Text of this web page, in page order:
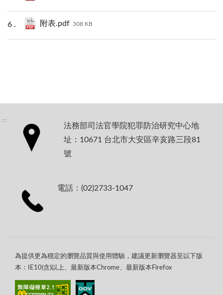
附表.pdf 308 KB
:::
法務部司法官學院犯罪防治研究中心地
址：10671 台北市大安區辛亥路三段81
號
電話：(02)2733-1047
為提供更為穩定的瀏覽品質與使用體驗，建議更新瀏覽器至以下版
本：IE10(含)以上、最新版本Chrome、最新版本Firefox